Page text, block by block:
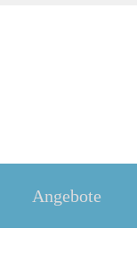
Angebote